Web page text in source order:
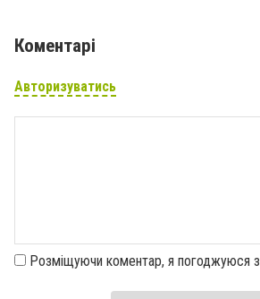
Коментарі
Авторизуватись
Розміщуючи коментар, я погоджуюся з